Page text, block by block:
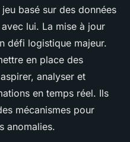
basé sur des données
lui. La mise à jour
défi logistique majeur.
en place des
analyser et
en temps réel. Ils
mécanismes pour
anomalies.